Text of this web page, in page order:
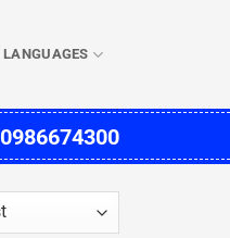
LANGUAGES
0986674300